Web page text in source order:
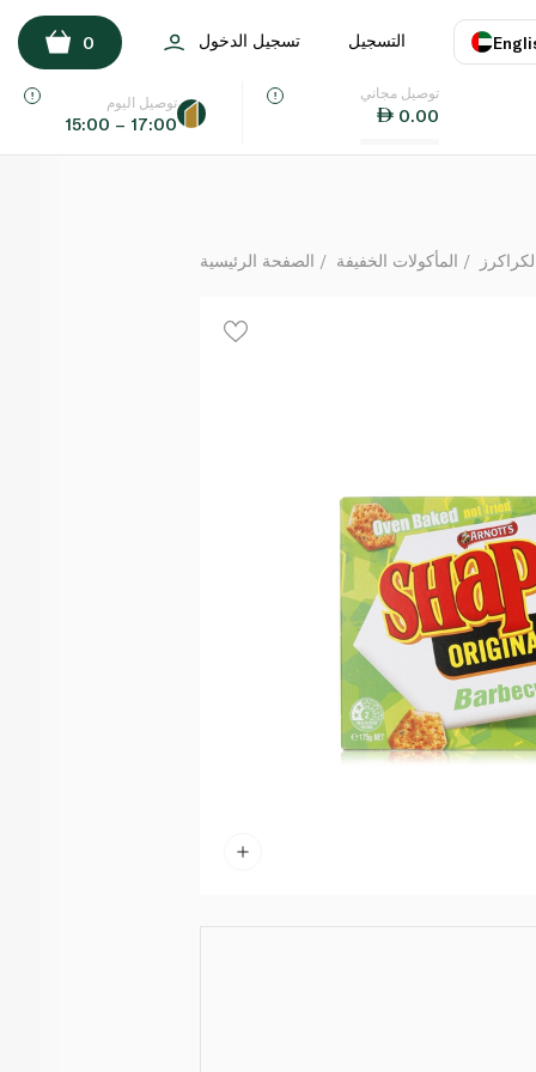
اللغة
التسجيل تسجيل الدخول 0
توصيل مجاني
0.00
توصيل اليوم
15:00 – 17:00
الصفحة الرئيسية المأكولات الخفيفة